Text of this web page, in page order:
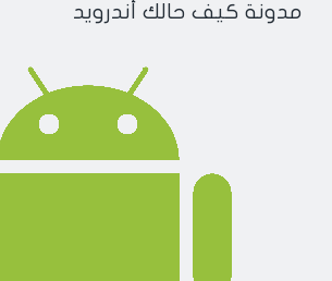
مدونة كيف حالك أندرويد